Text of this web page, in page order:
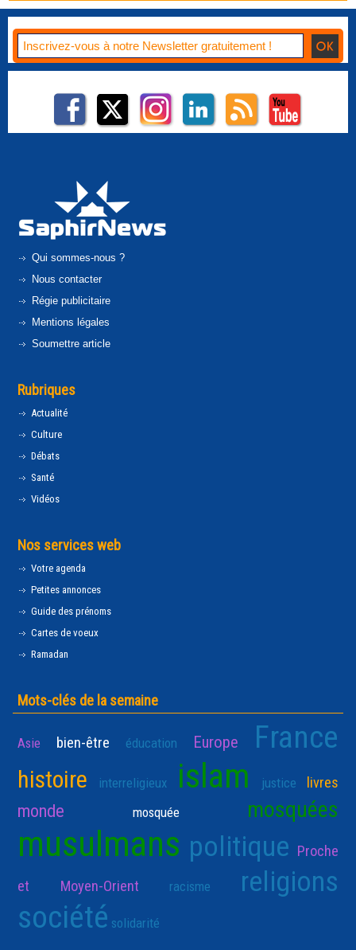
Qui sommes-nous ?
Nous contacter
Régie publicitaire
Mentions légales
Soumettre article
Rubriques
Actualité
Culture
Débats
Santé
Vidéos
Nos services web
Votre agenda
Petites annonces
Guide des prénoms
Cartes de voeux
Ramadan
Mots-clés de la semaine
Asie bien-être éducation Europe France
histoire interreligieux islam justice livres
monde mosquée mosquées
musulmans politique Proche
et Moyen-Orient
racisme religions
société solidarité